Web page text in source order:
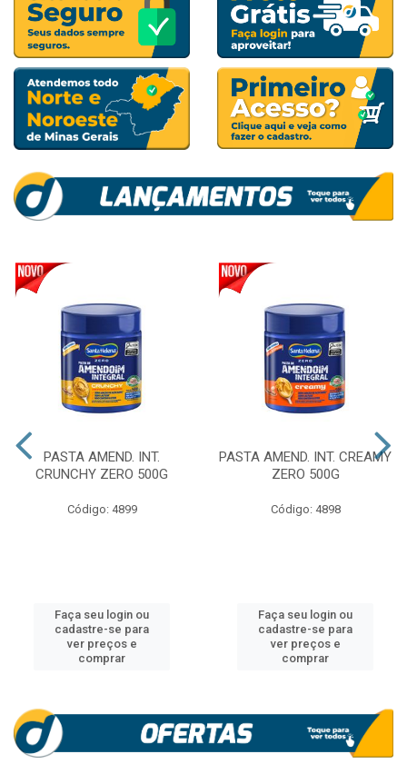
PASTA AMEND. INT.
CRUNCHY ZERO 500G
Código: 4899
Faça seu login ou
cadastre-se para
ver preços e
comprar
PASTA AMEND. INT. CREAMY
ZERO 500G
Código: 4898
Faça seu login ou
cadastre-se para
ver preços e
comprar